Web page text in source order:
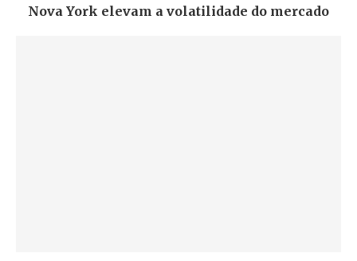
Nova York elevam a volatilidade do mercado